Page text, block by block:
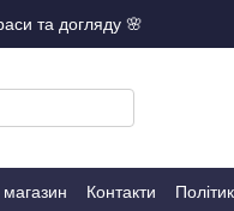
та догляду 🌸
магазин Контакти